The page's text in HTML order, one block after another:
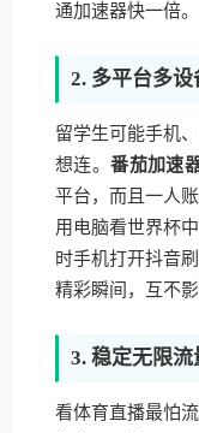
通加速器快一倍。
2. 多平台多
留学生可能手机
想连。番茄加速
平台，而且一人
用电脑看世界杯
时手机打开抖音
精彩瞬间，互不影
3. 稳定无限
看体育直播最怕